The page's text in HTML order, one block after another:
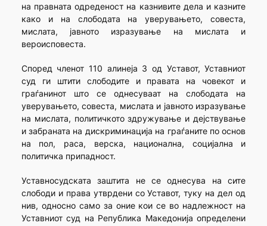
на правната одреденост на казнивите дела и казните
како и на слободата на уверувањето, совеста,
мислата, јавното изразување на мислата и
вероисповеста.
Според членот 110 алинеја 3 од Уставот, Уставниот
суд ги штити слободите и правата на човекот и
граѓанинот што се однесуваат на слободата на
уверувањето, совеста, мислата и јавното изразување
на мислата, политичкото здружување и дејствување
и забраната на дискриминација на граѓаните по основ
на пол, раса, верска, национална, социјална и
политичка припадност.
Уставносудската заштита не се однесува на сите
слободи и права утврдени со Уставот, туку на дел од
нив, односно само за оние кои се во надлежност на
Уставниот суд на Република Македонија определени